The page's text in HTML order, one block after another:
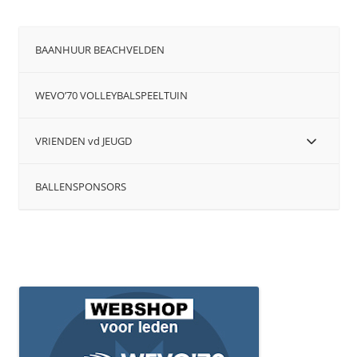
BAANHUUR BEACHVELDEN
WEVO’70 VOLLEYBALSPEELTUIN
VRIENDEN vd JEUGD
BALLENSPONSORS